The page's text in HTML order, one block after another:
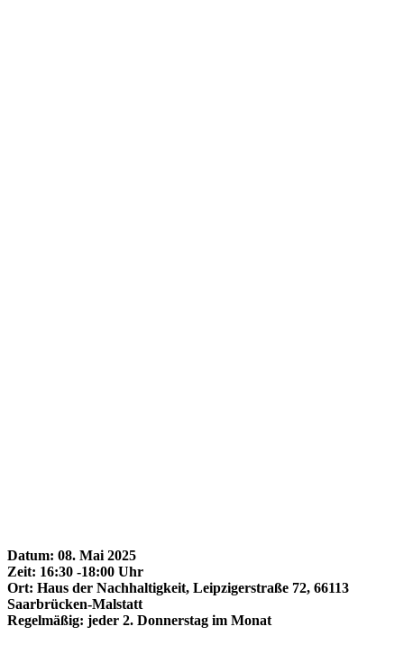
Datum: 08. Mai 2025
Zeit: 16:30 -18:00 Uhr
Ort: Haus der Nachhaltigkeit, Leipzigerstraße 72, 66113
Saarbrücken-Malstatt
Regelmäßig: jeder 2. Donnerstag im Monat